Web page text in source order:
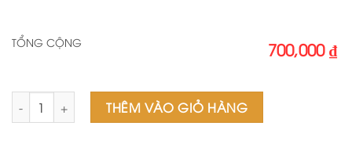
TỔNG CỘNG 700,000 ₫
Mẫu web bán dược phẩm số lượng
THÊM VÀO GIỎ HÀNG